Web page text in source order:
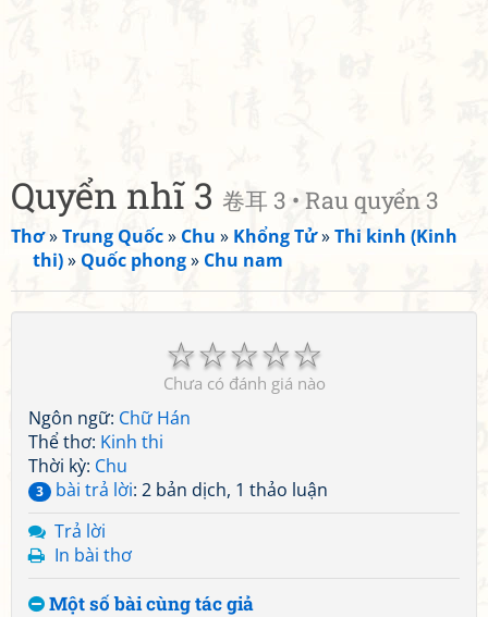
Quyển nhĩ 3 卷耳 3 • Rau quyển 3
Thơ»Trung Quốc» Chu » Khổng Tử»Thi kinh (Kinh
thi)» Quốc phong» Chu nam
☆
☆
☆
☆
☆
Chưa có đánh giá nào
Ngôn ngữ: Chữ Hán
Thể thơ: Kinh thi
Thời kỳ: Chu
3 bài trả lời: 2 bản dịch, 1 thảo luận
Trả lời
In bài thơ
Một số bài cùng tác giả